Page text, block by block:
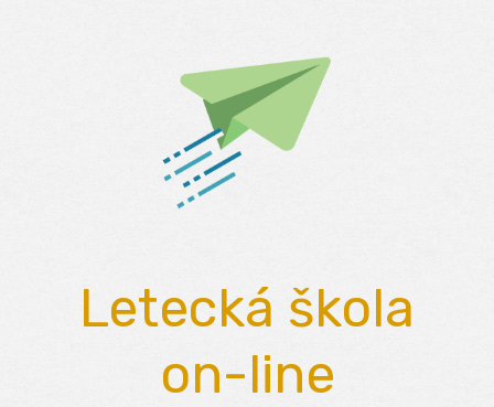
Letecká škola
on-line